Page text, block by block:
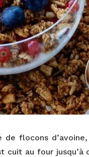
de flocons
au four